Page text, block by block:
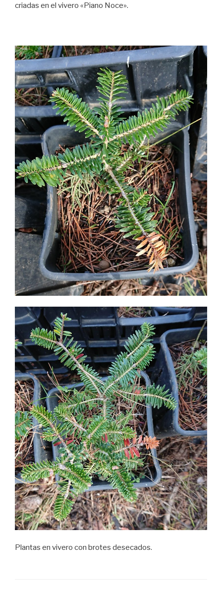
criadas en el vivero «Piano Noce».
Plantas en vivero con brotes desecados.